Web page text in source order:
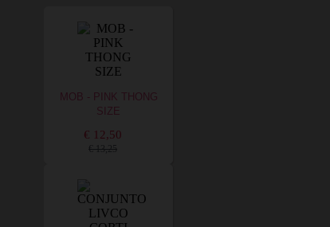
MOB - PINK THONG
SIZE
€ 12,50
€ 13,25